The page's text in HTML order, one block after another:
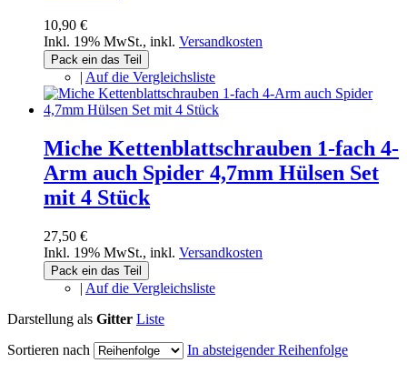
10,90 €
Inkl. 19% MwSt., inkl. Versandkosten
Pack ein das Teil
| Auf die Vergleichsliste
Miche Kettenblattschrauben 1-fach 4-
Arm auch Spider 4,7mm Hülsen Set
mit 4 Stück
27,50 €
Inkl. 19% MwSt., inkl. Versandkosten
Pack ein das Teil
| Auf die Vergleichsliste
Darstellung als Gitter Liste
Sortieren nach
In absteigender Reihenfolge